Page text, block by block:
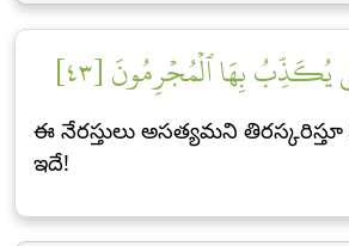
يُكَذِّبُ بِهَا ٱلۡمُجۡرِمُونَ [٤٣]
ఈ నేరస్తులు అసత్యమని తిరస్కరిస్తూ
ఇదే!